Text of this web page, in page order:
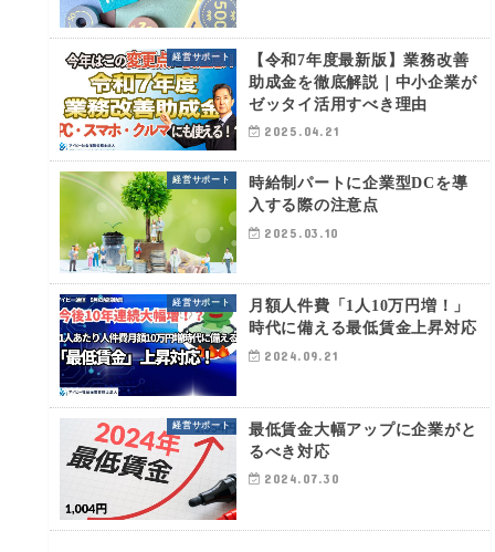
経営サポート
【令和7年度最新版】業務改善
助成金を徹底解説｜中小企業が
ゼッタイ活用すべき理由
2025.04.21
経営サポート
時給制パートに企業型DCを導
入する際の注意点
2025.03.10
経営サポート
月額人件費「1人10万円増！」
時代に備える最低賃金上昇対応
2024.09.21
経営サポート
最低賃金大幅アップに企業がと
るべき対応
2024.07.30